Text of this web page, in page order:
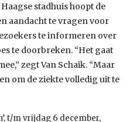
stadhuis hoopt de
aandacht te vragen voor
te informeren over
te doorbreken. “Het gaat
zegt Van Schaik. “Maar
om de ziekte volledig uit te
t/m vrijdag 6 december,